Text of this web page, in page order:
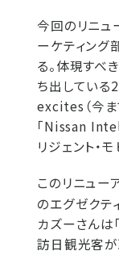
今回のリニュ
ーケティング
る。体現すべ
ち出してい
excites（今ま
「Nissan
リジェント・モ
このリニュー
のエグゼクテ
カズーさんは
訪日観光客